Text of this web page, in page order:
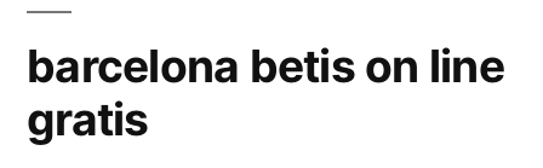
barcelona betis on line
gratis